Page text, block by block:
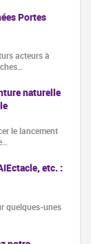
acteurs à
naturelle
le lancement
etc. :
quelques-unes